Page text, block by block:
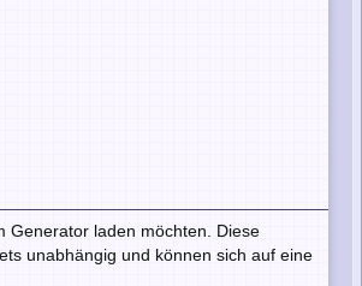
Generator laden möchten. Diese
unabhängig und können sich auf eine